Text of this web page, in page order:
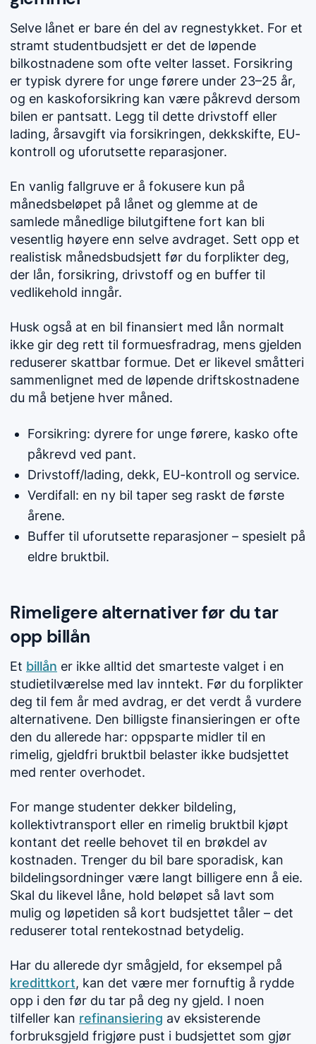
Selve lånet er bare én del av regnestykket. For et
stramt studentbudsjett er det de løpende
bilkostnadene som ofte velter lasset. Forsikring
er typisk dyrere for unge førere under 23–25 år,
og en kaskoforsikring kan være påkrevd dersom
bilen er pantsatt. Legg til dette drivstoff eller
lading, årsavgift via forsikringen, dekkskifte, EU-
kontroll og uforutsette reparasjoner.
En vanlig fallgruve er å fokusere kun på
månedsbeløpet på lånet og glemme at de
samlede månedlige bilutgiftene fort kan bli
vesentlig høyere enn selve avdraget. Sett opp et
realistisk månedsbudsjett før du forplikter deg,
der lån, forsikring, drivstoff og en buffer til
vedlikehold inngår.
Husk også at en bil finansiert med lån normalt
ikke gir deg rett til formuesfradrag, mens gjelden
reduserer skattbar formue. Det er likevel småtteri
sammenlignet med de løpende driftskostnadene
du må betjene hver måned.
Forsikring: dyrere for unge førere, kasko ofte
påkrevd ved pant.
Drivstoff/lading, dekk, EU-kontroll og service.
Verdifall: en ny bil taper seg raskt de første
årene.
Buffer til uforutsette reparasjoner – spesielt på
eldre bruktbil.
Rimeligere alternativer før du tar
opp billån
Et billån er ikke alltid det smarteste valget i en
studietilværelse med lav inntekt. Før du forplikter
deg til fem år med avdrag, er det verdt å vurdere
alternativene. Den billigste finansieringen er ofte
den du allerede har: oppsparte midler til en
rimelig, gjeldfri bruktbil belaster ikke budsjettet
med renter overhodet.
For mange studenter dekker bildeling,
kollektivtransport eller en rimelig bruktbil kjøpt
kontant det reelle behovet til en brøkdel av
kostnaden. Trenger du bil bare sporadisk, kan
bildelingsordninger være langt billigere enn å eie.
Skal du likevel låne, hold beløpet så lavt som
mulig og løpetiden så kort budsjettet tåler – det
reduserer total rentekostnad betydelig.
Har du allerede dyr smågjeld, for eksempel på
kredittkort, kan det være mer fornuftig å rydde
opp i den før du tar på deg ny gjeld. I noen
tilfeller kan refinansiering av eksisterende
forbruksgjeld frigjøre pust i budsjettet som gjør